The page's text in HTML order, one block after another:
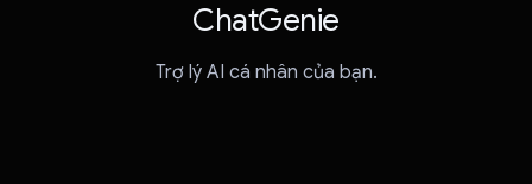
ChatGenie
Trợ lý AI cá nhân của bạn.